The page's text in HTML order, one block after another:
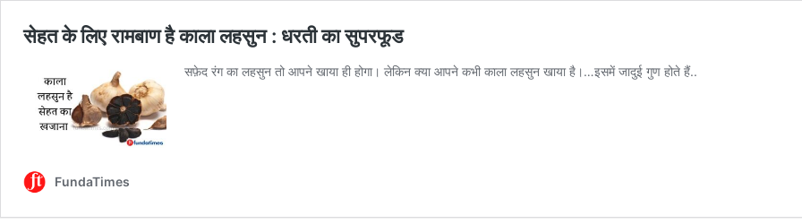
सेहत के लिए रामबाण है काला लहसुन : धरती का सुपरफूड
सफ़ेद रंग का लहसुन तो आपने खाया ही होगा। लेकिन क्या आपने कभी काला लहसुन खाया है।…इसमें जादुई गुण होते हैं..
FundaTimes